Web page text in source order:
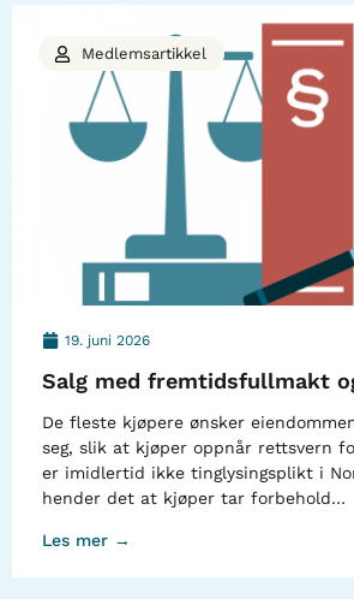
19. juni 2026
Salg med fremtidsfullmakt
De fleste kjøpere ønsker
seg, slik at kjøper oppnår rettsvern
er imidlertid ikke tinglysingsplikt i
hender det at kjøper tar forbehold…
Les mer →
Medlemsartikkel